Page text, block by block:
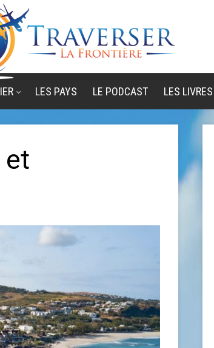
LES PAYS LE PODCAST LES LIVRES
et